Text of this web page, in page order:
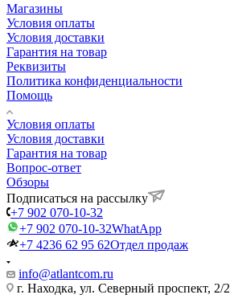
Магазины
Условия оплаты
Условия доставки
Гарантия на товар
Реквизиты
Политика конфиденциальности
Помощь
Условия оплаты
Условия доставки
Гарантия на товар
Вопрос-ответ
Обзоры
Подписаться на рассылку
+7 902 070-10-32
+7 902 070-10-32WhatApp
+7 4236 62 95 62Отдел продаж
info@atlantcom.ru
г. Находка, ул. Северный проспект, 2/2